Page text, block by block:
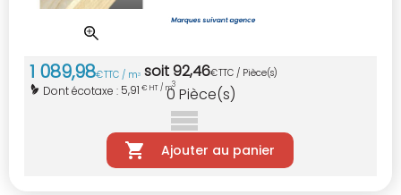
1 089,98€TTC / m3 soit92,46€TTC / Pièce(s)
Dont écotaxe : 5,91 € HT / m3
0 Pièce(s)
Ajouter au panier